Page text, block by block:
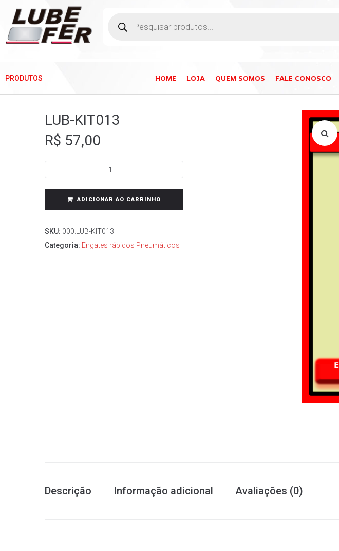
PRODUTOS HOME LOJA QUEM SOMOS FALE CONOSCO
LUB-KIT013
R$ 57,00
ADICIONAR AO CARRINHO
SKU: 000.LUB-KIT013
Categoria: Engates rápidos Pneumáticos
Descrição Informação adicional Avaliações (0)